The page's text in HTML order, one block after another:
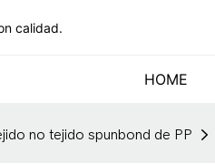
calidad.
HOME
no tejido spunbond de PP